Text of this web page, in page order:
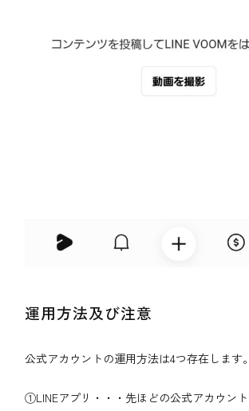
運用方法及び注意
公式アカウントの運用方法は4つ存在します。
①LINEアプリ・・・先ほどの公式アカウン